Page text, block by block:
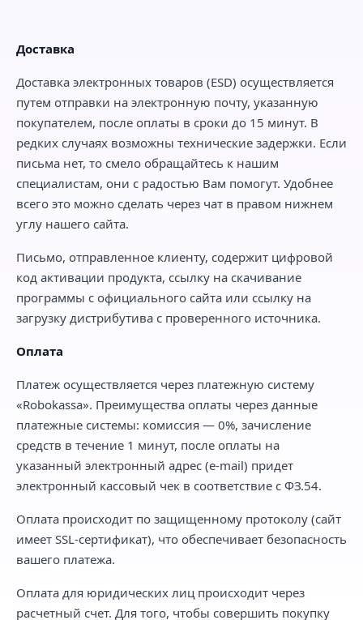
Доставка
Доставка электронных товаров (ESD) осуществляется
путем отправки на электронную почту, указанную
покупателем, после оплаты в сроки до 15 минут. В
редких случаях возможны технические задержки. Если
письма нет, то смело обращайтесь к нашим
специалистам, они с радостью Вам помогут. Удобнее
всего это можно сделать через чат в правом нижнем
углу нашего сайта.
Письмо, отправленное клиенту, содержит цифровой
код активации продукта, ссылку на скачивание
программы с официального сайта или ссылку на
загрузку дистрибутива с проверенного источника.
Оплата
Платеж осуществляется через платежную систему
«Robokassa». Преимущества оплаты через данные
платежные системы: комиссия — 0%, зачисление
средств в течение 1 минут, после оплаты на
указанный электронный адрес (e-mail) придет
электронный кассовый чек в соответствие с ФЗ.54.
Оплата происходит по защищенному протоколу (сайт
имеет SSL-сертификат), что обеспечивает безопасность
вашего платежа.
Оплата для юридических лиц происходит через
расчетный счет. Для того, чтобы совершить покупку